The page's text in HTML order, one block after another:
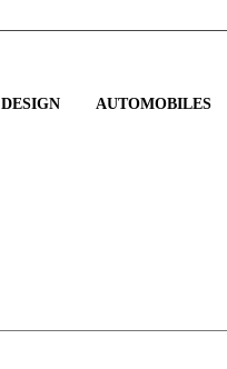
DESIGN AUTOMOBILES